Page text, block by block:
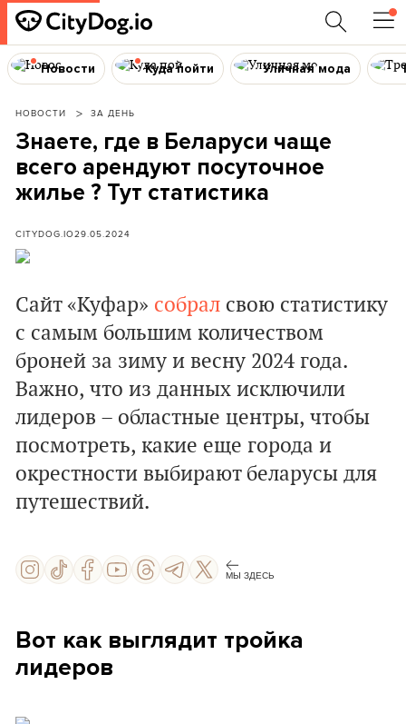
Новости Куда пойти Уличная мода
НОВОСТИ ЗА ДЕНЬ
Знаете, где в Беларуси чаще
всего арендуют посуточное
жилье ? Тут статистика
CITYDOG.IO29.05.2024
Сайт «Куфар» собрал свою статистику
с самым большим количеством
броней за зиму и весну 2024 года.
Важно, что из данных исключили
лидеров – областные центры, чтобы
посмотреть, какие еще города и
окрестности выбирают беларусы для
путешествий.
МЫ ЗДЕСЬ
Вот как выглядит тройка
лидеров